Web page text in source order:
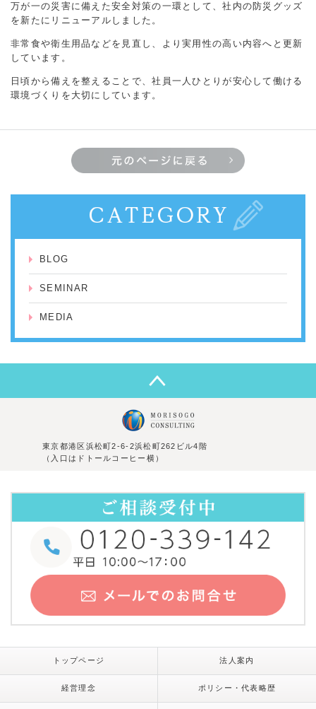
万が一の災害に備えた安全対策の一環として、社内の防災グッズ
を新たにリニューアルしました。
非常食や衛生用品などを見直し、より実用性の高い内容へと更新
しています。
日頃から備えを整えることで、社員一人ひとりが安心して働ける
環境づくりを大切にしています。
BLOG
SEMINAR
MEDIA
東京都港区浜松町2-6-2浜松町262ビル4階
（入口はドトールコーヒー横）
トップページ 法人案内
経営理念 ポリシー・代表略歴